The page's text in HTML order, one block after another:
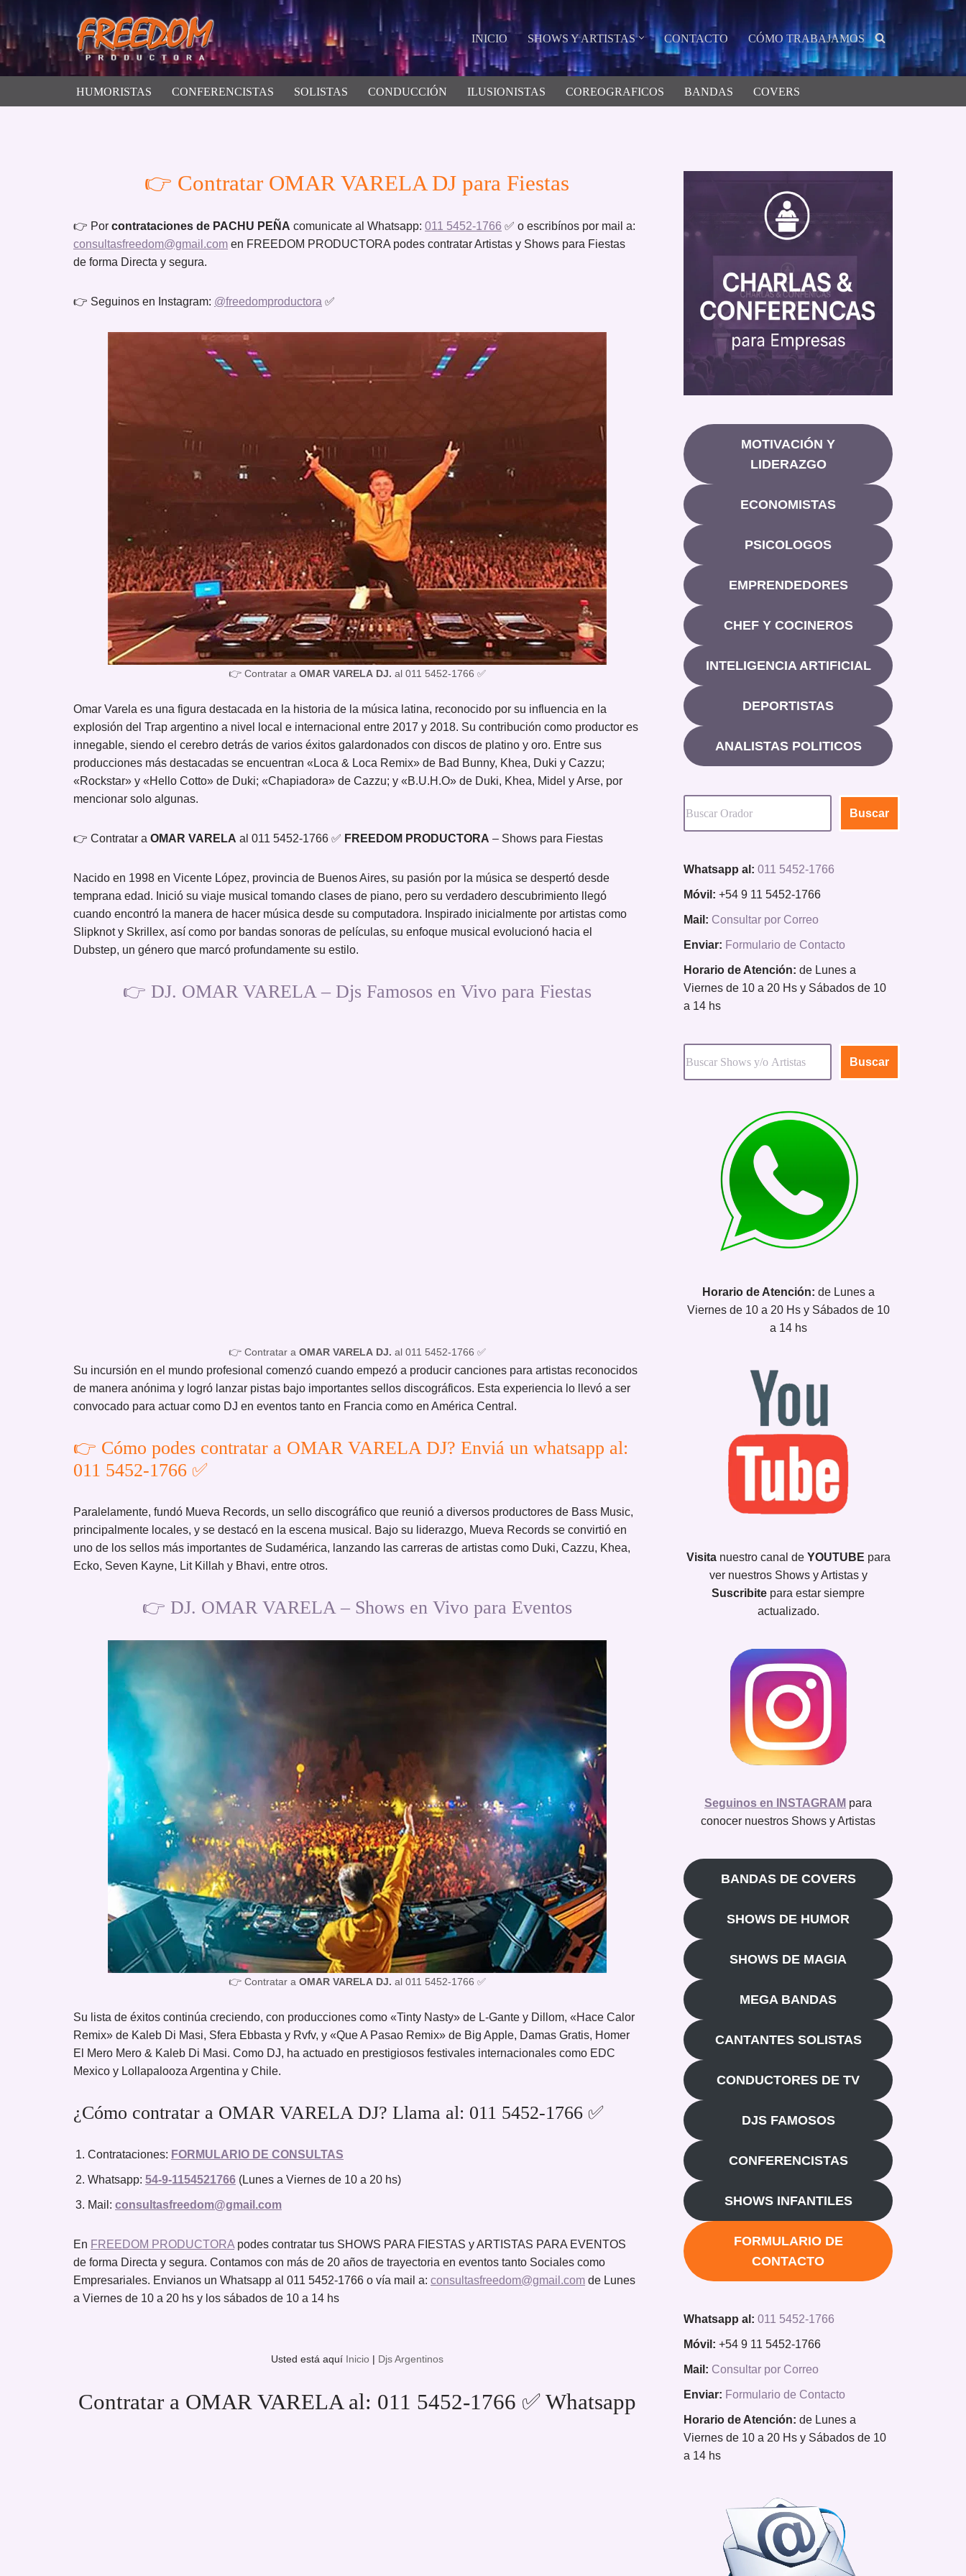
Saltar
contenido
INICIO SHOWS Y ARTISTAS CONTACTO CÓMO TRABAJAMOS
HUMORISTAS CONFERENCISTAS SOLISTAS CONDUCCIÓN ILUSIONISTAS COREOGRAFICOS BANDAS COVERS
👉 Contratar OMAR VARELA DJ para Fiestas
👉 Por contrataciones de PACHU PEÑA comunicate al Whatsapp: 011 5452-1766 ✅ o escribínos por mail a:
consultasfreedom@gmail.com en FREEDOM PRODUCTORA podes contratar Artistas y Shows para Fiestas
de forma Directa y segura.
👉 Seguinos en Instagram: @freedomproductora ✅
👉 Contratar a OMAR VARELA DJ. al 011 5452-1766 ✅
Omar Varela es una figura destacada en la historia de la música latina, reconocido por su influencia en la
explosión del Trap argentino a nivel local e internacional entre 2017 y 2018. Su contribución como productor es
innegable, siendo el cerebro detrás de varios éxitos galardonados con discos de platino y oro. Entre sus
producciones más destacadas se encuentran «Loca & Loca Remix» de Bad Bunny, Khea, Duki y Cazzu;
«Rockstar» y «Hello Cotto» de Duki; «Chapiadora» de Cazzu; y «B.U.H.O» de Duki, Khea, Midel y Arse, por
mencionar solo algunas.
👉 Contratar a OMAR VARELA al 011 5452-1766 ✅ FREEDOM PRODUCTORA – Shows para Fiestas
Nacido en 1998 en Vicente López, provincia de Buenos Aires, su pasión por la música se despertó desde
temprana edad. Inició su viaje musical tomando clases de piano, pero su verdadero descubrimiento llegó
cuando encontró la manera de hacer música desde su computadora. Inspirado inicialmente por artistas como
Slipknot y Skrillex, así como por bandas sonoras de películas, su enfoque musical evolucionó hacia el
Dubstep, un género que marcó profundamente su estilo.
👉 DJ. OMAR VARELA – Djs Famosos en Vivo para Fiestas
👉 Contratar a OMAR VARELA DJ. al 011 5452-1766 ✅
Su incursión en el mundo profesional comenzó cuando empezó a producir canciones para artistas reconocidos
de manera anónima y logró lanzar pistas bajo importantes sellos discográficos. Esta experiencia lo llevó a ser
convocado para actuar como DJ en eventos tanto en Francia como en América Central.
👉 Cómo podes contratar a OMAR VARELA DJ? Enviá un whatsapp al:
011 5452-1766 ✅
Paralelamente, fundó Mueva Records, un sello discográfico que reunió a diversos productores de Bass Music,
principalmente locales, y se destacó en la escena musical. Bajo su liderazgo, Mueva Records se convirtió en
uno de los sellos más importantes de Sudamérica, lanzando las carreras de artistas como Duki, Cazzu, Khea,
Ecko, Seven Kayne, Lit Killah y Bhavi, entre otros.
👉 DJ. OMAR VARELA – Shows en Vivo para Eventos
👉 Contratar a OMAR VARELA DJ. al 011 5452-1766 ✅
Su lista de éxitos continúa creciendo, con producciones como «Tinty Nasty» de L-Gante y Dillom, «Hace Calor
Remix» de Kaleb Di Masi, Sfera Ebbasta y Rvfv, y «Que A Pasao Remix» de Big Apple, Damas Gratis, Homer
El Mero Mero & Kaleb Di Masi. Como DJ, ha actuado en prestigiosos festivales internacionales como EDC
Mexico y Lollapalooza Argentina y Chile.
¿Cómo contratar a OMAR VARELA DJ? Llama al: 011 5452-1766 ✅
Contrataciones: FORMULARIO DE CONSULTAS
Whatsapp: 54-9-1154521766 (Lunes a Viernes de 10 a 20 hs)
Mail: consultasfreedom@gmail.com
En FREEDOM PRODUCTORA podes contratar tus SHOWS PARA FIESTAS y ARTISTAS PARA EVENTOS
de forma Directa y segura. Contamos con más de 20 años de trayectoria en eventos tanto Sociales como
Empresariales. Envianos un Whatsapp al 011 5452-1766 o vía mail a: consultasfreedom@gmail.com de Lunes
a Viernes de 10 a 20 hs y los sábados de 10 a 14 hs
Usted está aquí Inicio| Djs Argentinos
Contratar a OMAR VARELA al: 011 5452-1766 ✅ Whatsapp
MOTIVACIÓN Y
LIDERAZGO
ECONOMISTAS
PSICOLOGOS
EMPRENDEDORES
CHEF Y COCINEROS
INTELIGENCIA ARTIFICIAL
DEPORTISTAS
ANALISTAS POLITICOS
Buscar
Whatsapp al: 011 5452-1766
Móvil: +54 9 11 5452-1766
Mail: Consultar por Correo
Enviar: Formulario de Contacto
Horario de Atención: de Lunes a
Viernes de 10 a 20 Hs y Sábados de 10
a 14 hs
Buscar
Horario de Atención: de Lunes a
Viernes de 10 a 20 Hs y Sábados de 10
a 14 hs
Visita nuestro canal de YOUTUBE para
ver nuestros Shows y Artistas y
Suscribite para estar siempre
actualizado.
Seguinos en INSTAGRAM para
conocer nuestros Shows y Artistas
BANDAS DE COVERS
SHOWS DE HUMOR
SHOWS DE MAGIA
MEGA BANDAS
CANTANTES SOLISTAS
CONDUCTORES DE TV
DJS FAMOSOS
CONFERENCISTAS
SHOWS INFANTILES
FORMULARIO DE
CONTACTO
Whatsapp al: 011 5452-1766
Móvil: +54 9 11 5452-1766
Mail: Consultar por Correo
Enviar: Formulario de Contacto
Horario de Atención: de Lunes a
Viernes de 10 a 20 Hs y Sábados de 10
a 14 hs